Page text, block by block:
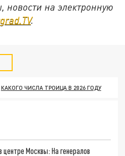
на электронную
.
КАКОГО ЧИСЛА ТРОИЦА В 2026 ГОДУ
Москвы: На генералов